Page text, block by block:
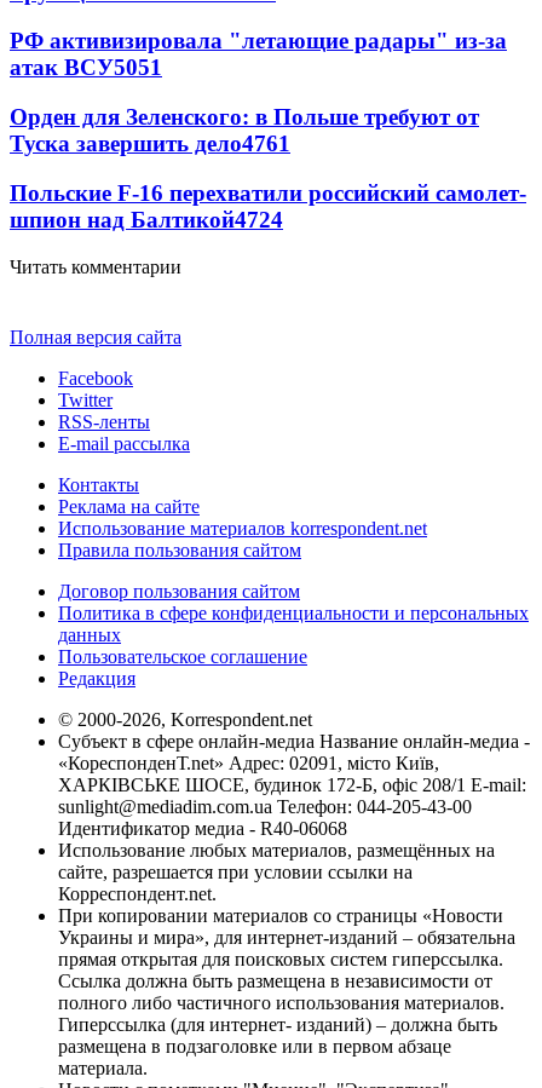
РФ активизировала "летающие радары" из-за
атак ВСУ5051
Орден для Зеленского: в Польше требуют от
Туска завершить дело4761
Польские F-16 перехватили российский самолет-
шпион над Балтикой4724
Читать комментарии
Полная версия сайта
Facebook
Twitter
RSS-ленты
E-mail рассылка
Контакты
Реклама на сайте
Использование материалов korrespondent.net
Правила пользования сайтом
Договор пользования сайтом
Политика в сфере конфиденциальности и персональных
данных
Пользовательское соглашение
Редакция
© 2000-2026, Korrespondent.net
Субъект в сфере онлайн-медиа Название онлайн-медиа -
«КореспонденТ.net» Адрес: 02091, місто Київ,
ХАРКІВСЬКЕ ШОСЕ, будинок 172-Б, офіс 208/1 E-mail:
sunlight@mediadim.com.ua Телефон: 044-205-43-00
Идентификатор медиа - R40-06068
Использование любых материалов, размещённых на
сайте, разрешается при условии ссылки на
Корреспондент.net.
При копировании материалов со страницы «Новости
Украины и мира», для интернет-изданий – обязательна
прямая открытая для поисковых систем гиперссылка.
Ссылка должна быть размещена в независимости от
полного либо частичного использования материалов.
Гиперссылка (для интернет- изданий) – должна быть
размещена в подзаголовке или в первом абзаце
материала.